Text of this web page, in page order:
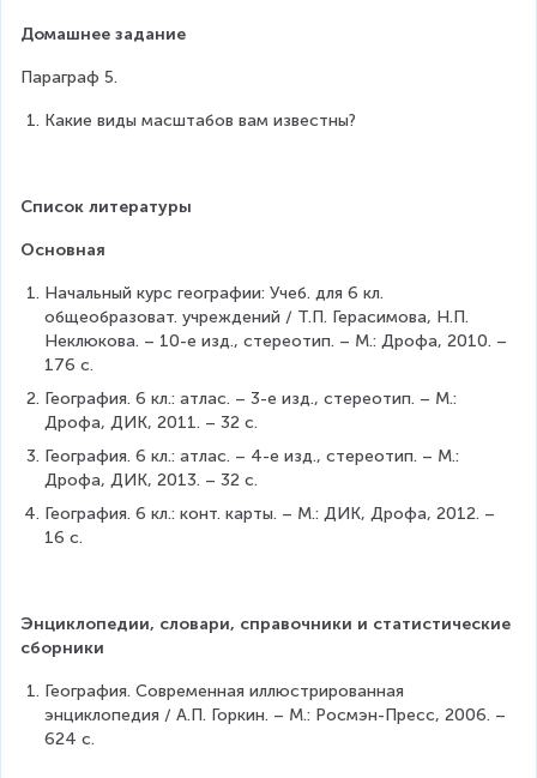
Домашнее задание
Параграф 5.
Какие виды масштабов вам известны?
Список литературы
Основная
Начальный курс географии: Учеб. для 6 кл.
общеобразоват. учреждений / Т.П. Герасимова, Н.П.
Неклюкова. – 10-е изд., стереотип. – М.: Дрофа, 2010. –
176 с.
География. 6 кл.: атлас. – 3-е изд., стереотип. – М.:
Дрофа, ДИК, 2011. – 32 с.
География. 6 кл.: атлас. – 4-е изд., стереотип. – М.:
Дрофа, ДИК, 2013. – 32 с.
География. 6 кл.: конт. карты. – М.: ДИК, Дрофа, 2012. –
16 с.
Энциклопедии, словари, справочники и статистические
сборники
География. Современная иллюстрированная
энциклопедия / А.П. Горкин. – М.: Росмэн-Пресс, 2006. –
624 с.